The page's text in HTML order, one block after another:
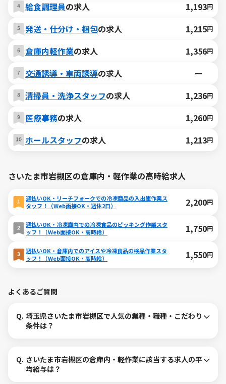
給食調理員の求人 1,193円
発送・仕分け・梱包の求人 1,215円
倉庫内軽作業の求人 1,356円
交通誘導・車両誘導の求人
ー
清掃員・洗浄スタッフの求人 1,236円
医療事務の求人 1,260円
ホールスタッフの求人 1,213円
さいたま市岩槻区の倉庫内・軽作業の高時給求人
週払いOK・リーチフォークでの冷凍商品の入出庫作業ス
タッフ！（Web面接OK・週休2日）
2,200円
週払いOK・冷凍庫内での冷凍食品のピッキング作業スタ
ッフ！（Web面接OK・高時給）
1,750円
週払いOK・倉庫内でのアイスや冷凍食品の検品作業スタ
ッフ！（Web面接OK・高時給）
1,550円
よくあるご質問
Q. 埼玉県さいたま市岩槻区で人気の業種・職種・こだわり
条件は？
Q. さいたま市岩槻区の倉庫内・軽作業に該当する求人の平
均給与は？